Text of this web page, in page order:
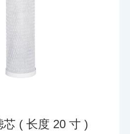
芯 ( 长度 20 寸 )